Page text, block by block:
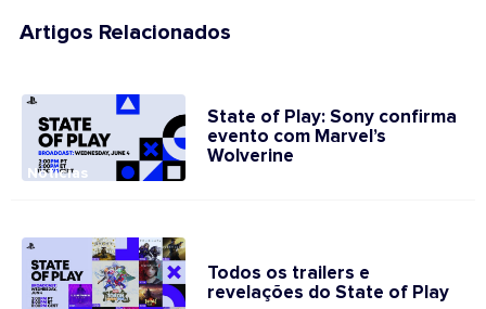
Artigos Relacionados
Notícias
State of Play: Sony confirma
evento com Marvel’s
Wolverine
Todos os trailers e
revelações do State of Play